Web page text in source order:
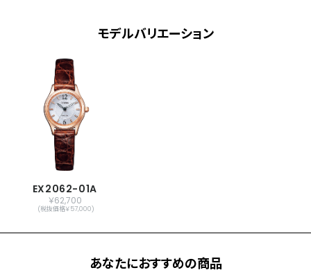
モデルバリエーション
EX2062-01A
￥62,700
(税抜価格￥57,000)
あなたにおすすめの商品